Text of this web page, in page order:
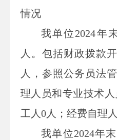
情况
我单位2024年
人。包括财政拨款
人，参照公务员法
理人员和专业技术人
工人0人 ；经费自理
我单位2024年末